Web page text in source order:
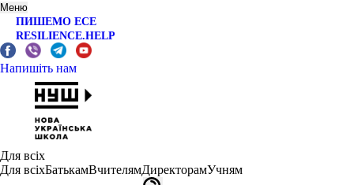
Меню
ПИШЕМО ЕСЕ
RESILIENCE.HELP
Напишіть нам
Для всіх
Для всіхБатькамВчителямДиректорамУчням